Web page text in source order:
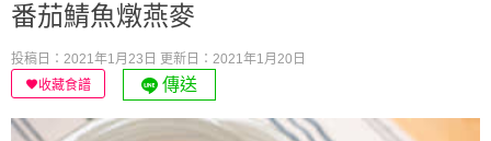
番茄鯖魚燉燕麥
投稿日：2021年1月23日 更新日：2021年1月20日
收藏食譜
傳送